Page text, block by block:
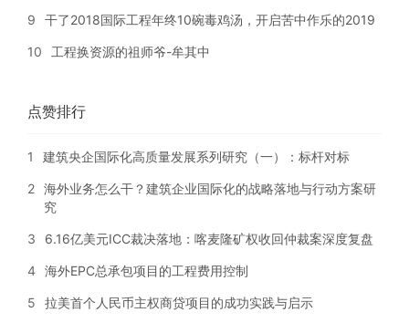
9 干了2018国际工程年终10碗毒鸡汤，开启苦中作乐的2019
10 工程换资源的祖师爷-牟其中
点赞排行
1 建筑央企国际化高质量发展系列研究（一）：标杆对标
2 海外业务怎么干？建筑企业国际化的战略落地与行动方案研
究
3 6.16亿美元ICC裁决落地：喀麦隆矿权收回仲裁案深度复盘
4 海外EPC总承包项目的工程费用控制
5 拉美首个人民币主权商贷项目的成功实践与启示